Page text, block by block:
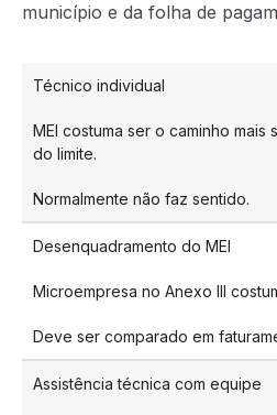
município e da folha de
Técnico individual
MEI costuma ser o caminho
do limite.
Normalmente não faz sentido.
Desenquadramento do MEI
Microempresa no Anexo III
Deve ser comparado em
Assistência técnica com equipe